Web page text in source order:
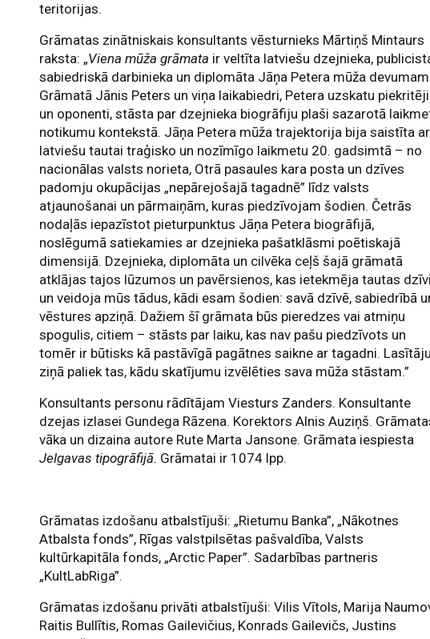
teritorijas.
Grāmatas zinātniskais konsultants vēsturnieks Mārtiņš Mintaurs
raksta: „Viena mūža grāmata ir veltīta latviešu dzejnieka,
sabiedriskā darbinieka un diplomāta Jāņa Petera mūža
Grāmatā Jānis Peters un viņa laikabiedri, Petera uzskatu piekritēji
un oponenti, stāsta par dzejnieka biogrāfiju plaši sazarotā
notikumu kontekstā. Jāņa Petera mūža trajektorija bija saistīta ar
latviešu tautai traģisko un nozīmīgo laikmetu 20. gadsimtā – no
nacionālas valsts norieta, Otrā pasaules kara posta un dzīves
padomju okupācijas „nepārejošajā tagadnē” līdz valsts
atjaunošanai un pārmaiņām, kuras piedzīvojam šodien. Četrās
nodaļās iepazīstot pieturpunktus Jāņa Petera biogrāfijā,
noslēgumā satiekamies ar dzejnieka pašatklāsmi poētiskajā
dimensijā. Dzejnieka, diplomāta un cilvēka ceļš šajā grāmatā
atklājas tajos lūzumos un pavērsienos, kas ietekmēja tautas dzīvi
un veidoja mūs tādus, kādi esam šodien: savā dzīvē, sabiedrībā
vēstures apziņā. Dažiem šī grāmata būs pieredzes vai atmiņu
spogulis, citiem – stāsts par laiku, kas nav pašu piedzīvots un
tomēr ir būtisks kā pastāvīgā pagātnes saikne ar tagadni. Lasītāju
ziņā paliek tas, kādu skatījumu izvēlēties sava mūža stāstam.”
Konsultants personu rādītājam Viesturs Zanders. Konsultante
dzejas izlasei Gundega Rāzena. Korektors Alnis Auziņš.
vāka un dizaina autore Rute Marta Jansone. Grāmata iespiesta
Jelgavas tipogrāfijā. Grāmatai ir 1074 lpp.
Grāmatas izdošanu atbalstījuši: „Rietumu Banka”, „Nākotnes
Atbalsta fonds”, Rīgas valstpilsētas pašvaldība, Valsts
kultūrkapitāla fonds, „Arctic Paper”. Sadarbības partneris
„KultLabRiga”.
Grāmatas izdošanu privāti atbalstījuši: Vilis Vītols, Marija
Raitis Bullītis, Romas Gailevičius, Konrads Gailevičs, Justins